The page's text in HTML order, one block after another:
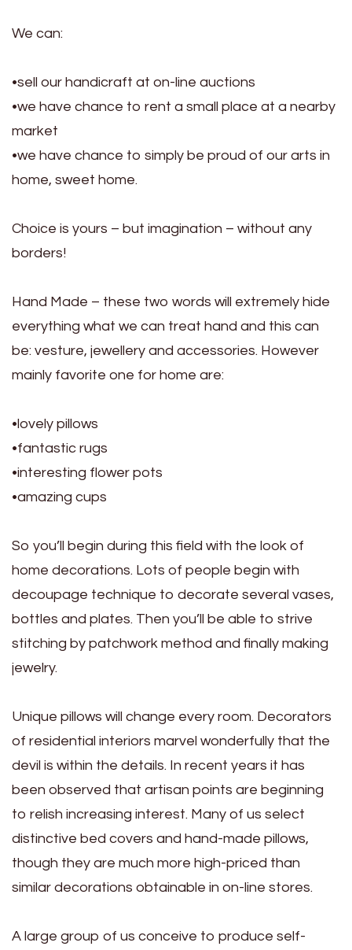
We can:
•sell our handicraft at on-line auctions
•we have chance to rent a small place at a nearby
market
•we have chance to simply be proud of our arts in
home, sweet home.
Choice is yours – but imagination – without any
borders!
Hand Made – these two words will extremely hide
everything what we can treat hand and this can
be: vesture, jewellery and accessories. However
mainly favorite one for home are:
•lovely pillows
•fantastic rugs
•interesting flower pots
•amazing cups
So you’ll begin during this field with the look of
home decorations. Lots of people begin with
decoupage technique to decorate several vases,
bottles and plates. Then you’ll be able to strive
stitching by patchwork method and finally making
jewelry.
Unique pillows will change every room. Decorators
of residential interiors marvel wonderfully that the
devil is within the details. In recent years it has
been observed that artisan points are beginning
to relish increasing interest. Many of us select
distinctive bed covers and hand-made pillows,
though they are much more high-priced than
similar decorations obtainable in on-line stores.
A large group of us conceive to produce self-